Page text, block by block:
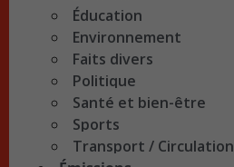
Éducation
Environnement
Faits divers
Politique
Santé et bien-être
Sports
Transport / Circulation